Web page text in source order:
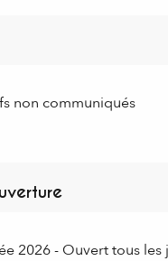
non communiqués
2026 - Ouvert tous les